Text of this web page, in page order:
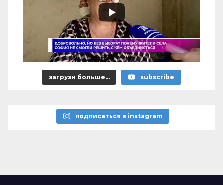
загрузи больше... subscribe
подписаться в instagram